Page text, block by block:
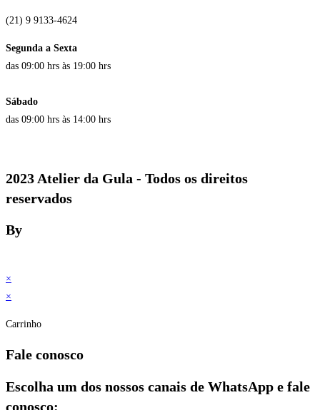
(21) 9 9133-4624
Segunda a Sexta
das 09:00 hrs às 19:00 hrs
Sábado
das 09:00 hrs às 14:00 hrs
2023 Atelier da Gula - Todos os direitos
reservados
By
×
×
Carrinho
Fale conosco
Escolha um dos nossos canais de WhatsApp e fale
conosco: